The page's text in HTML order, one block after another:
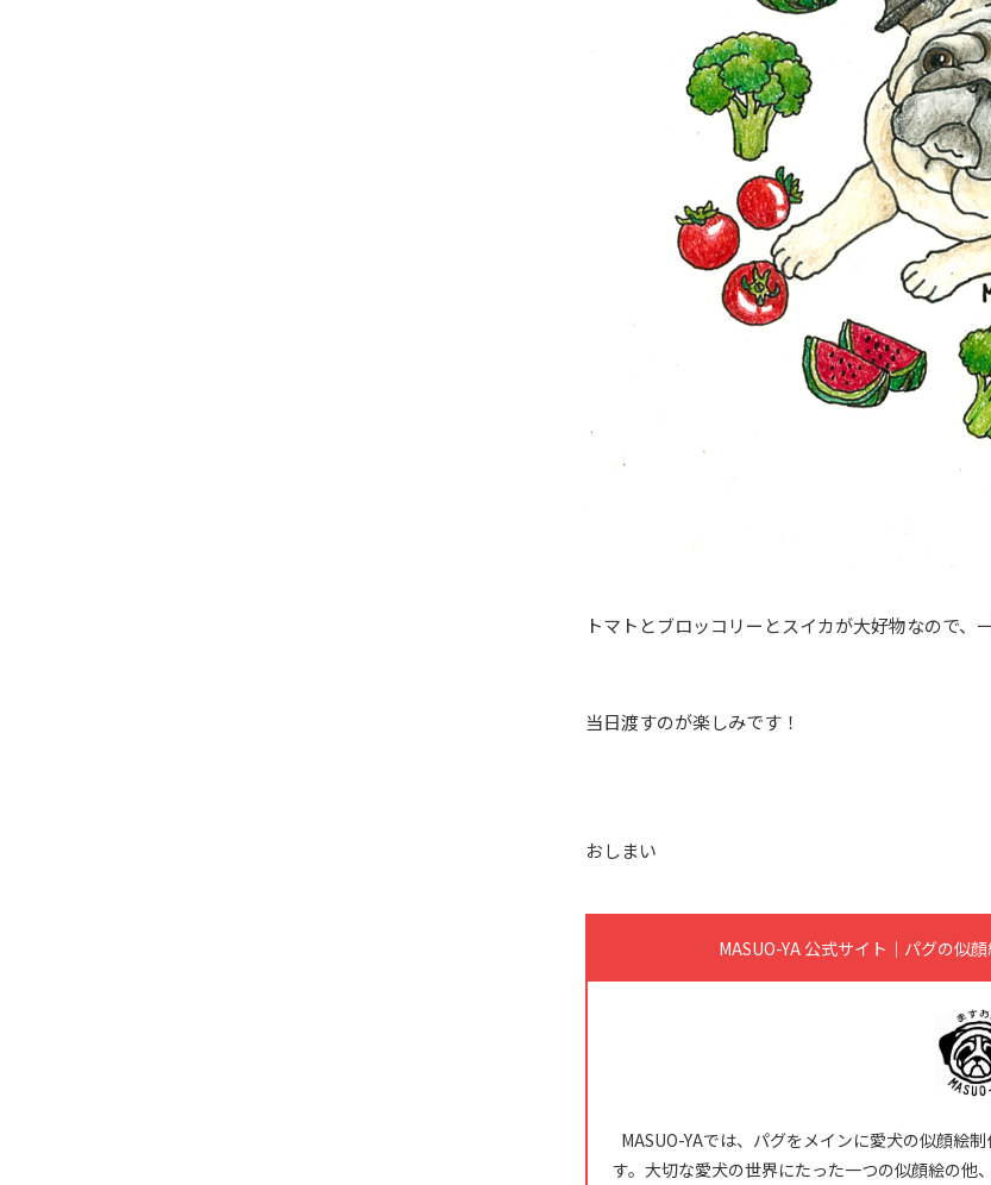
トマトとブロッコリーとスイカが大好物なので、
当日渡すのが楽しみです！
おしまい
MASUO-YA 公式サイト｜パグの似
MASUO-YAでは、パグをメインに愛犬の似顔絵
す。大切な愛犬の世界にたった一つの似顔絵の他